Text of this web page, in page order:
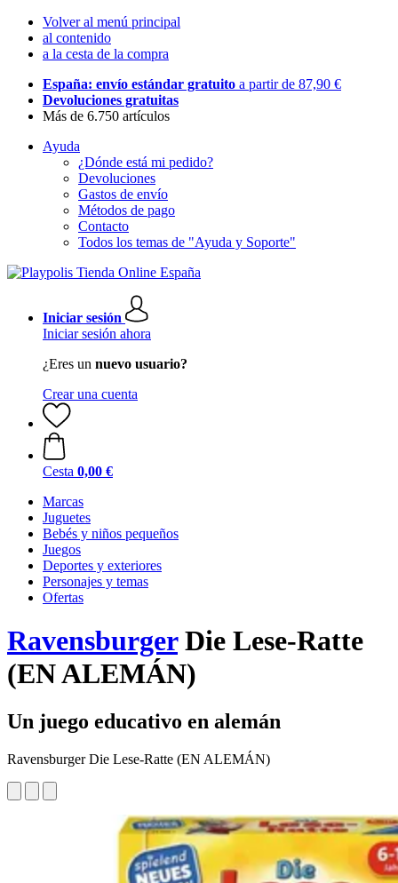
Volver al menú principal
al contenido
a la cesta de la compra
España: envío estándar gratuito a partir de 87,90 €
Devoluciones gratuitas
Más de 6.750 artículos
Ayuda
¿Dónde está mi pedido?
Devoluciones
Gastos de envío
Métodos de pago
Contacto
Todos los temas de "Ayuda y Soporte"
Iniciar sesión
Iniciar sesión ahora
¿Eres un nuevo usuario?
Crear una cuenta
Cesta 0,00 €
Marcas
Juguetes
Bebés y niños pequeños
Juegos
Deportes y exteriores
Personajes y temas
Ofertas
RavensburgerDie Lese-Ratte
(EN ALEMÁN)
Un juego educativo en alemán
Ravensburger Die Lese-Ratte (EN ALEMÁN)